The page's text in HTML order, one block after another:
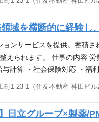
経験のある方 アピール
域を横断的に経験
ンサービスを提供。蓄積
えられます。 仕事の内容
計算 ・社会保険対応 ・
計算・安全衛生・福利厚
広げ、組織運営を支える
持ちの方は、早期にご活
日立グループ×製薬/